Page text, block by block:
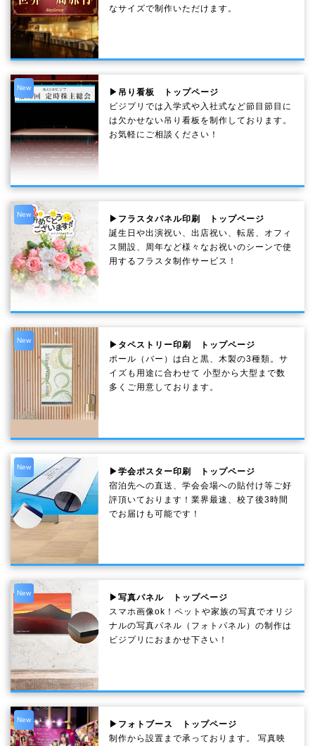
なサイズで制作いただけます。
New
▶吊り看板 トップページ
ビジプリでは入学式や入社式など節目節目に
は欠かせない吊り看板を制作しております。
お気軽にご相談ください！
New
▶フラスタパネル印刷 トップページ
誕生日や出演祝い、出店祝い、転居、オフィ
ス開設、周年など様々なお祝いのシーンで使
用するフラスタ制作サービス！
New
▶タペストリー印刷 トップページ
ポール（バー）は白と黒、木製の3種類。サ
イズも用途に合わせて 小型から大型まで数
多くご用意しております。
New
▶学会ポスター印刷 トップページ
宿泊先への直送、学会会場への貼付け等ご好
評頂いております！業界最速、校了後3時間
でお届けも可能です！
New
▶写真パネル トップページ
スマホ画像ok！ペットや家族の写真でオリジ
ナルの写真パネル（フォトパネル）の制作は
ビジプリにおまかせ下さい！
New
▶フォトブース トップページ
制作から設置まで承っております。 写真映